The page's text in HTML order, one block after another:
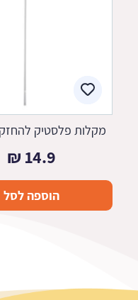
מקלות פלסטיק
14.9
₪
הוספה לסל